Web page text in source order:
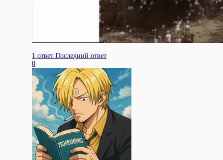
1 ответ Последний ответ
0